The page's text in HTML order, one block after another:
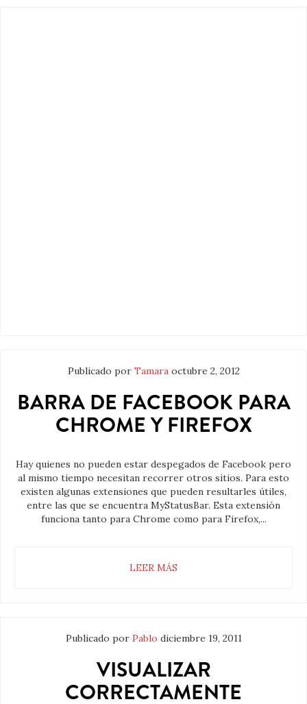
Publicado por Tamara octubre 2, 2012
BARRA DE FACEBOOK PARA
CHROME Y FIREFOX
Hay quienes no pueden estar despegados de Facebook pero
al mismo tiempo necesitan recorrer otros sitios. Para esto
existen algunas extensiones que pueden resultarles útiles,
entre las que se encuentra MyStatusBar. Esta extensión
funciona tanto para Chrome como para Firefox,...
LEER MÁS
Publicado por Pablo diciembre 19, 2011
VISUALIZAR
CORRECTAMENTE